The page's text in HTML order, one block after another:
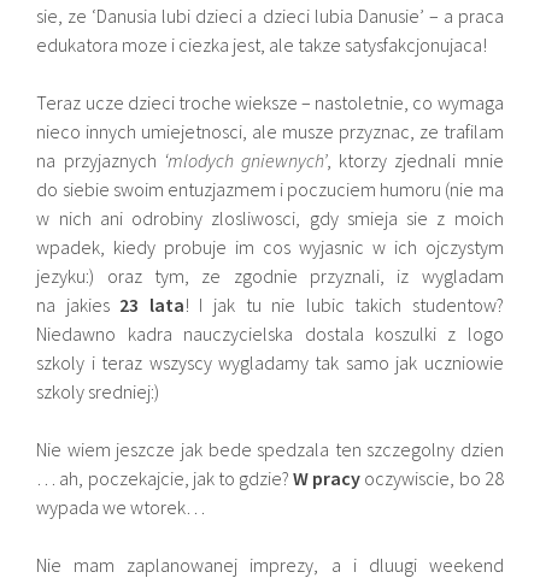
sie, ze ‘Danusia lubi dzieci a dzieci lubia Danusie’ – a praca
edukatora moze i ciezka jest, ale takze satysfakcjonujaca!
Teraz ucze dzieci troche wieksze – nastoletnie, co wymaga
nieco innych umiejetnosci, ale musze przyznac, ze trafilam
na przyjaznych ‘mlodych gniewnych’, ktorzy zjednali mnie
do siebie swoim entuzjazmem i poczuciem humoru (nie ma
w nich ani odrobiny zlosliwosci, gdy smieja sie z moich
wpadek, kiedy probuje im cos wyjasnic w ich ojczystym
jezyku:) oraz tym, ze zgodnie przyznali, iz wygladam
na jakies 23 lata! I jak tu nie lubic takich studentow?
Niedawno kadra nauczycielska dostala koszulki z logo
szkoly i teraz wszyscy wygladamy tak samo jak uczniowie
szkoly sredniej:)
Nie wiem jeszcze jak bede spedzala ten szczegolny dzien
… ah, poczekajcie, jak to gdzie?W pracy oczywiscie, bo 28
wypada we wtorek…
Nie mam zaplanowanej imprezy, a i dluugi weekend